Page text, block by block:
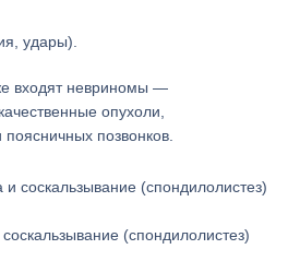
удары).
входят невриномы —
опухоли,
позвонков.
(спондилолистез)